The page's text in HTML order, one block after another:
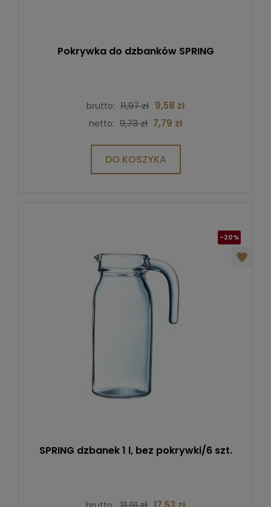
Pokrywka do dzbanków SPRING
brutto: 11,97 zł 9,58 zł
netto: 9,73 zł 7,79 zł
DO KOSZYKA
-20%
SPRING dzbanek 1 l, bez pokrywki/6 szt.